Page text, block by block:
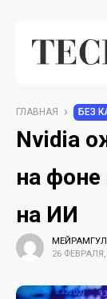
ГЛАВНАЯ БЕЗ
Nvidia
на фоне
на ИИ
26 ФЕВРАЛЯ,